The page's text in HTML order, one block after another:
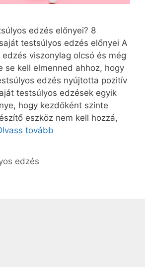
edzés előnyei? 8
testsúlyos edzés előnyei A
viszonylag olcsó és még
se kell elmenned ahhoz, hogy
edzés nyújtotta pozitív
testsúlyos edzések egyik
hogy kezdőként szinte
eszköz nem kell hozzá,
tovább
edzés